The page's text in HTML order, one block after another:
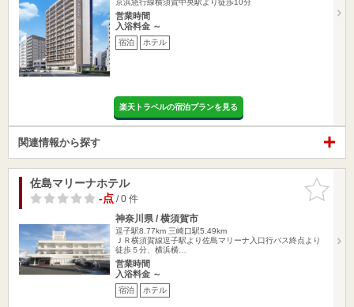
京浜急行線横須賀中央駅より徒歩10分
営業時間
入浴料金 ～
宿泊 ホテル
楽天トラベルの宿泊プランを見る
関連情報から探す
お気に入
りに追加
佐島マリーナホテル
-点/ 0 件
神奈川県 / 横須賀市
逗子駅8.77km 三崎口駅5.49km
ＪＲ横須賀線逗子駅より佐島マリーナ入口行バス終点より
徒歩５分、横浜横…
営業時間
入浴料金 ～
宿泊 ホテル